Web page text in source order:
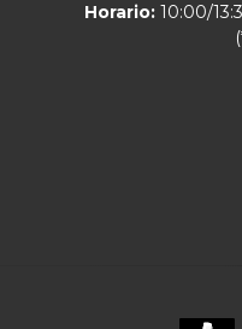
Horario:10:00/